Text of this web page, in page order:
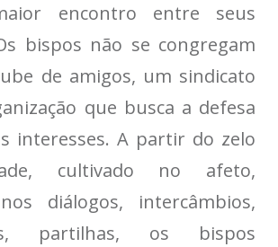
encontro entre seus
bispos não se congregam
de amigos, um sindicato
que busca a defesa
interesses. A partir do zelo
cultivado no afeto,
diálogos, intercâmbios,
partilhas, os bispos